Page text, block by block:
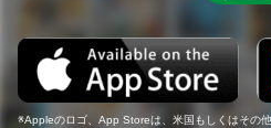
Appleのロゴ、App Storeは、米国もしくはその